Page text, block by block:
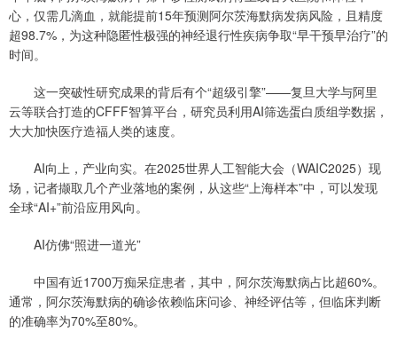
心，仅需几滴血，就能提前15年预测阿尔茨海默病发病风险，且精度
超98.7%，为这种隐匿性极强的神经退行性疾病争取“早干预早治疗”的
时间。
这一突破性研究成果的背后有个“超级引擎”——复旦大学与阿里
云等联合打造的CFFF智算平台，研究员利用AI筛选蛋白质组学数据，
大大加快医疗造福人类的速度。
AI向上，产业向实。在2025世界人工智能大会（WAIC2025）现
场，记者撷取几个产业落地的案例，从这些“上海样本”中，可以发现
全球“AI+”前沿应用风向。
AI仿佛“照进一道光”
中国有近1700万痴呆症患者，其中，阿尔茨海默病占比超60%。
通常，阿尔茨海默病的确诊依赖临床问诊、神经评估等，但临床判断
的准确率为70%至80%。